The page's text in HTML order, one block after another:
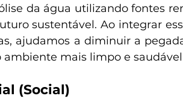
da água utilizando fontes
sustentável. Ao integrar
ajudamos a diminuir a
ambiente mais limpo e
(Social)